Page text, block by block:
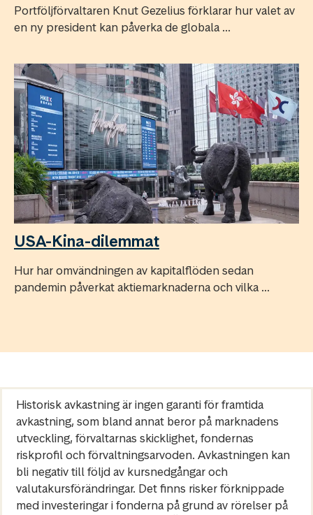
Portföljförvaltaren Knut Gezelius förklarar hur valet av
en ny president kan påverka de globala ...
USA-Kina-dilemmat
Hur har omvändningen av kapitalflöden sedan
pandemin påverkat aktiemarknaderna och vilka ...
Historisk avkastning är ingen garanti för framtida
avkastning, som bland annat beror på marknadens
utveckling, förvaltarnas skicklighet, fondernas
riskprofil och förvaltningsarvoden. Avkastningen kan
bli negativ till följd av kursnedgångar och
valutakursförändringar. Det finns risker förknippade
med investeringar i fonderna på grund av rörelser på